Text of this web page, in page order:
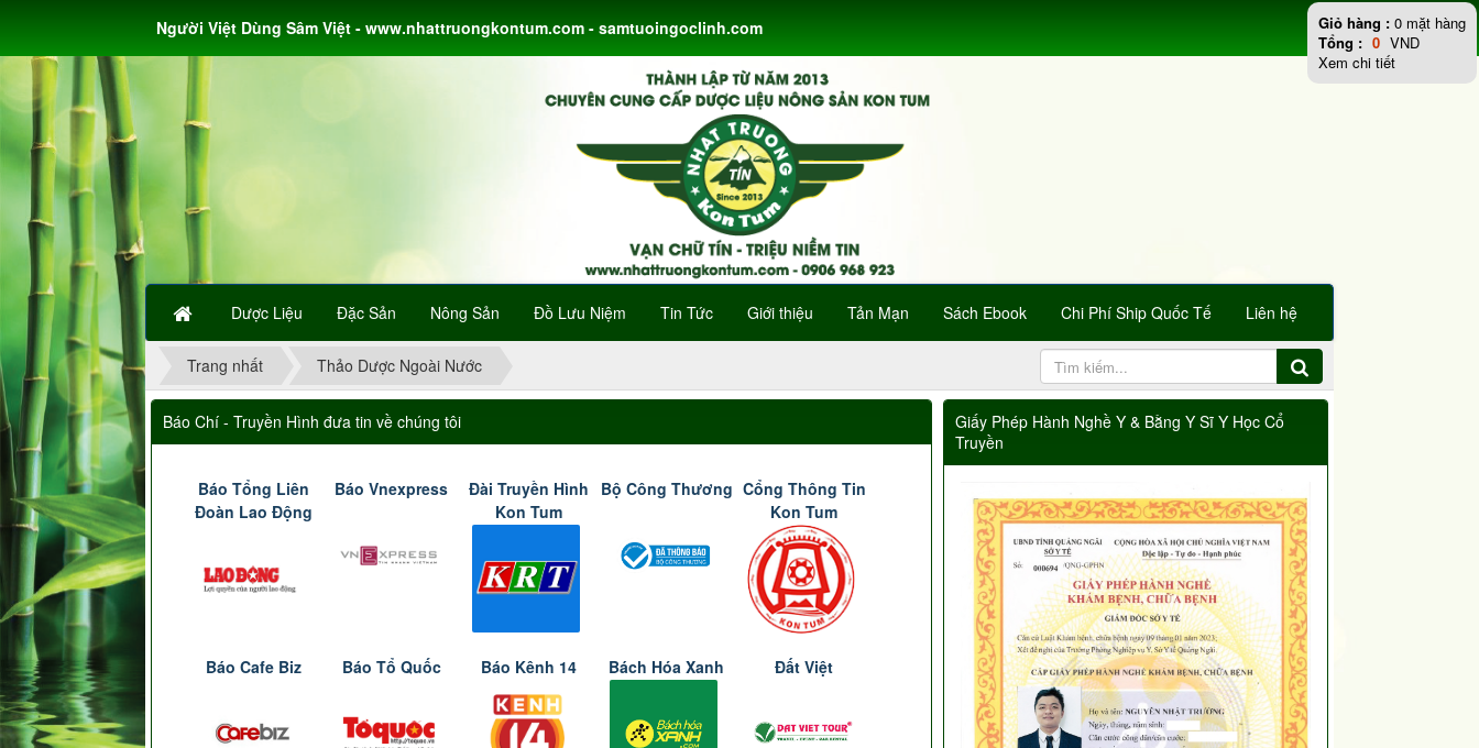
Dược Liệu Đặc Sản Nông Sản Đồ Lưu Niệm Tin Tức Giới thiệu Tản Mạn Sách Ebook Chi Phí Ship Quốc Tế Liên hệ
Người Việt Dùng Sâm Việt - www.nhattruongkontum.com - samtuoingoclinh.com
Trang nhất Thảo Dược Ngoài Nước
Báo Chí - Truyền Hình đưa tin về chúng tôi
Báo Tổng Liên
Đoàn Lao Động
Báo Vnexpress
Đài Truyền Hình
Kon Tum
Bộ Công Thương Cổng Thông Tin
Kon Tum
Báo Cafe Biz Báo Tổ Quốc Báo Kênh 14 Bách Hóa Xanh Đất Việt
Giấy Phép Hành Nghề Y & Bằng Y Sĩ Y Học Cổ
Truyền
Giỏ hàng : 0 mặt hàng
Tổng : 0 VND
Xem chi tiết